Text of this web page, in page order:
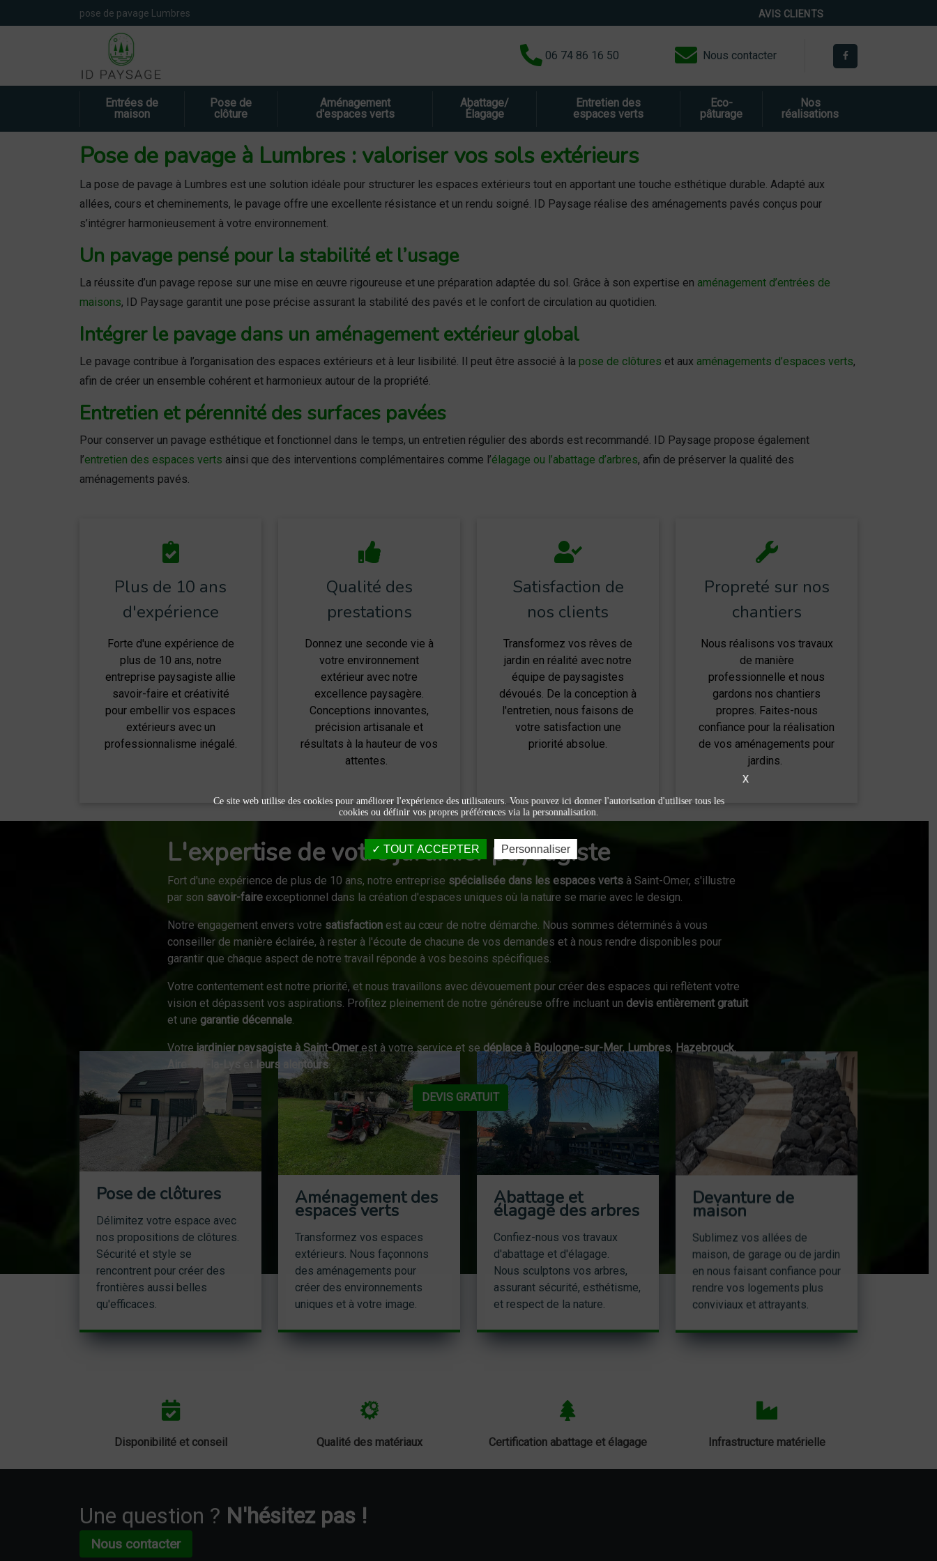
pose de pavage Lumbres AVIS CLIENTS
06 74 86 16 50 Nous contacter
Entrées de
maison
Pose de
clôture
Aménagement
d'espaces verts
Abattage/
Élagage
Entretien des
espaces verts
Eco-
pâturage
Nos
réalisations
Pose de pavage à Lumbres : valoriser vos sols extérieurs
La pose de pavage à Lumbres est une solution idéale pour structurer les espaces extérieurs tout en apportant une touche esthétique durable. Adapté aux
allées, cours et cheminements, le pavage offre une excellente résistance et un rendu soigné. ID Paysage réalise des aménagements pavés conçus pour
s’intégrer harmonieusement à votre environnement.
Un pavage pensé pour la stabilité et l’usage
La réussite d’un pavage repose sur une mise en œuvre rigoureuse et une préparation adaptée du sol. Grâce à son expertise en aménagement d’entrées de
maisons, ID Paysage garantit une pose précise assurant la stabilité des pavés et le confort de circulation au quotidien.
Intégrer le pavage dans un aménagement extérieur global
Le pavage contribue à l’organisation des espaces extérieurs et à leur lisibilité. Il peut être associé à la pose de clôtures et aux aménagements d’espaces verts,
afin de créer un ensemble cohérent et harmonieux autour de la propriété.
Entretien et pérennité des surfaces pavées
Pour conserver un pavage esthétique et fonctionnel dans le temps, un entretien régulier des abords est recommandé. ID Paysage propose également
l’entretien des espaces verts ainsi que des interventions complémentaires comme l’élagage ou l’abattage d’arbres, afin de préserver la qualité des
aménagements pavés.
Plus de 10 ans
d'expérience
Forte d'une expérience de
plus de 10 ans, notre
entreprise paysagiste allie
savoir-faire et créativité
pour embellir vos espaces
extérieurs avec un
professionnalisme inégalé.
Qualité des
prestations
Donnez une seconde vie à
votre environnement
extérieur avec notre
excellence paysagère.
Conceptions innovantes,
précision artisanale et
résultats à la hauteur de vos
attentes.
Satisfaction de
nos clients
Transformez vos rêves de
jardin en réalité avec notre
équipe de paysagistes
dévoués. De la conception à
l'entretien, nous faisons de
votre satisfaction une
priorité absolue.
Propreté sur nos
chantiers
Nous réalisons vos travaux
de manière
professionnelle et nous
gardons nos chantiers
propres. Faites-nous
confiance pour la réalisation
de vos aménagements pour
jardins.
L'expertise de votre jardinier paysagiste
Fort d'une expérience de plus de 10 ans, notre entreprise spécialisée dans les espaces verts à Saint-Omer, s'illustre
par son savoir-faire exceptionnel dans la création d'espaces uniques où la nature se marie avec le design.
Notre engagement envers votre satisfaction est au cœur de notre démarche. Nous sommes déterminés à vous
conseiller de manière éclairée, à rester à l'écoute de chacune de vos demandes et à nous rendre disponibles pour
garantir que chaque aspect de notre travail réponde à vos besoins spécifiques.
Votre contentement est notre priorité, et nous travaillons avec dévouement pour créer des espaces qui reflètent votre
vision et dépassent vos aspirations. Profitez pleinement de notre généreuse offre incluant un devis entièrement gratuit
et une garantie décennale.
Votrejardinier paysagiste à Saint-Omerest à votre service et sedéplace à Boulogne-sur-Mer,Lumbres, Hazebrouck,
Aire-sur-la-Lys
et leurs alentours.
DEVIS GRATUIT
Pose de clôtures
Délimitez votre espace avec
nos propositions de clôtures.
Sécurité et style se
rencontrent pour créer des
frontières aussi belles
qu'efficaces.
Aménagement des
espaces verts
Transformez vos espaces
extérieurs. Nous façonnons
des aménagements pour
créer des environnements
uniques et à votre image.
Abattage et
élagage des arbres
Confiez-nous vos travaux
d'abattage et d'élagage.
Nous sculptons vos arbres,
assurant sécurité, esthétisme,
et respect de la nature.
Devanture de
maison
Sublimez vos allées de
maison, de garage ou de jardin
en nous faisant confiance pour
rendre vos logements plus
conviviaux et attrayants.
Disponibilité et conseil Qualité des matériaux Certification abattage et élagage Infrastructure matérielle
Une question ? N'hésitez pas !
Nous contacter
Panneau de gestion des cookies
X
Ce site web utilise des cookies pour améliorer l'expérience des utilisateurs. Vous pouvez ici donner l'autorisation d'utiliser tous les
cookies ou définir vos propres préférences via la personnalisation.
TOUT ACCEPTER Personnaliser